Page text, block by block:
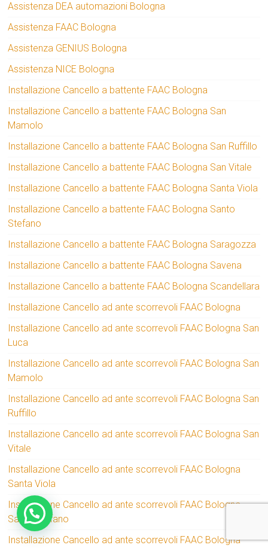
Assistenza DEA automazioni Bologna
Assistenza FAAC Bologna
Assistenza GENIUS Bologna
Assistenza NICE Bologna
Installazione Cancello a battente FAAC Bologna
Installazione Cancello a battente FAAC Bologna San
Mamolo
Installazione Cancello a battente FAAC Bologna San Ruffillo
Installazione Cancello a battente FAAC Bologna San Vitale
Installazione Cancello a battente FAAC Bologna Santa Viola
Installazione Cancello a battente FAAC Bologna Santo
Stefano
Installazione Cancello a battente FAAC Bologna Saragozza
Installazione Cancello a battente FAAC Bologna Savena
Installazione Cancello a battente FAAC Bologna Scandellara
Installazione Cancello ad ante scorrevoli FAAC Bologna
Installazione Cancello ad ante scorrevoli FAAC Bologna San
Luca
Installazione Cancello ad ante scorrevoli FAAC Bologna San
Mamolo
Installazione Cancello ad ante scorrevoli FAAC Bologna San
Ruffillo
Installazione Cancello ad ante scorrevoli FAAC Bologna San
Vitale
Installazione Cancello ad ante scorrevoli FAAC Bologna
Santa Viola
Installazione Cancello ad ante scorrevoli FAAC Bologna
Santo Stefano
Installazione Cancello ad ante scorrevoli FAAC Bologna